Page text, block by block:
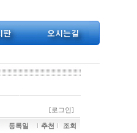
[로그인]
등록일 추천 조회